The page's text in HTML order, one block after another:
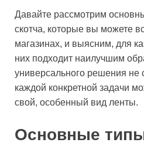
Давайте рассмотрим
скотча, которые вы можете
магазинах, и выясним, для
них подходит наилучшим
универсального решения не
каждой конкретной задачи
свой, особенный вид ленты.
Основные